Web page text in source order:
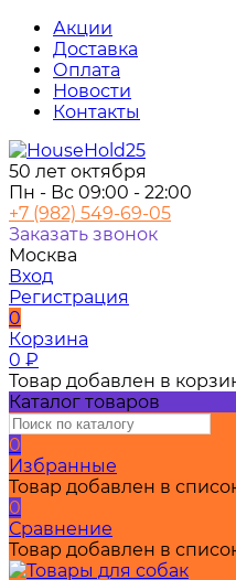
Акции
Доставка
Оплата
Новости
Контакты
50 лет октября
Пн - Вс 09:00 - 22:00
+7 (982) 549-69-05
Заказать звонок
Москва
Вход
Регистрация
0
Корзина
0 ₽
Товар добавлен в
Каталог товаров
0
Избранные
Товар добавлен в
0
Сравнение
Товар добавлен в